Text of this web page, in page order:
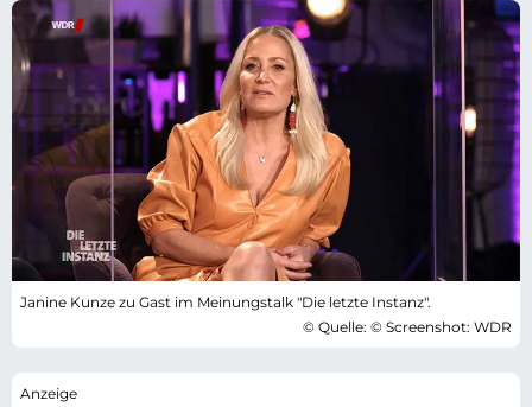
Janine Kunze zu Gast im Meinungstalk "Die letzte Instanz".
© Quelle: © Screenshot: WDR